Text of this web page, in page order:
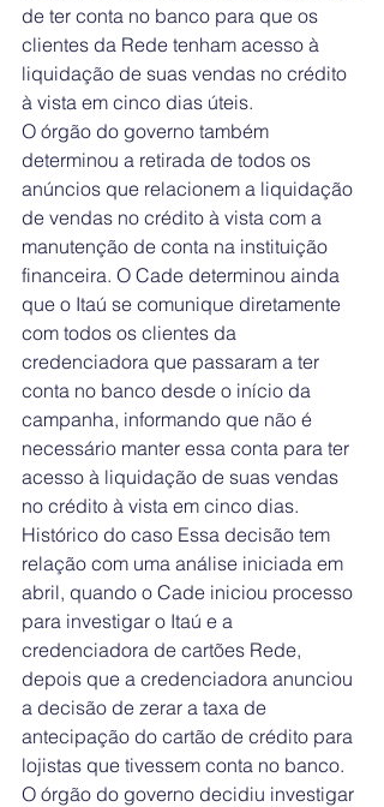
de ter conta no banco para que os
clientes da Rede tenham acesso à
liquidação de suas vendas no crédito
à vista em cinco dias úteis.
O órgão do governo também
determinou a retirada de todos os
anúncios que relacionem a liquidação
de vendas no crédito à vista com a
manutenção de conta na instituição
financeira. O Cade determinou ainda
que o Itaú se comunique diretamente
com todos os clientes da
credenciadora que passaram a ter
conta no banco desde o início da
campanha, informando que não é
necessário manter essa conta para ter
acesso à liquidação de suas vendas
no crédito à vista em cinco dias.
Histórico do caso Essa decisão tem
relação com uma análise iniciada em
abril, quando o Cade iniciou processo
para investigar o Itaú e a
credenciadora de cartões Rede,
depois que a credenciadora anunciou
a decisão de zerar a taxa de
antecipação do cartão de crédito para
lojistas que tivessem conta no banco.
O órgão do governo decidiu investigar